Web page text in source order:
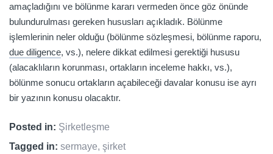
amaçladığını ve bölünme kararı vermeden önce göz önünde
bulundurulması gereken hususları açıkladık. Bölünme
işlemlerinin neler olduğu (bölünme sözleşmesi, bölünme raporu,
due diligence, vs.), nelere dikkat edilmesi gerektiği hususu
(alacaklıların korunması, ortakların inceleme hakkı, vs.),
bölünme sonucu ortakların açabileceği davalar konusu ise ayrı
bir yazının konusu olacaktır.
Posted in: Şirketleşme
Tagged in: sermaye, şirket